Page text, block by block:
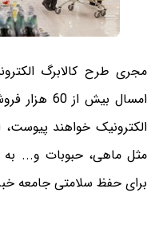
مجری طرح کالابرگ
امسال بیش
الکترونیک خواهند پیوست،
برای حفظ سلامتی جامعه